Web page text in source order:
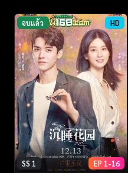
จบแล้ว HD
SS 1 EP 1-16